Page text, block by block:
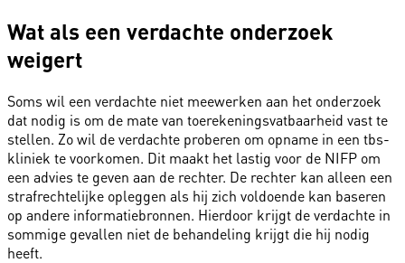
Wat als een verdachte onderzoek
weigert
Soms wil een verdachte niet meewerken aan het onderzoek
dat nodig is om de mate van toerekeningsvatbaarheid vast te
stellen. Zo wil de verdachte proberen om opname in een tbs-
kliniek te voorkomen. Dit maakt het lastig voor de NIFP om
een advies te geven aan de rechter. De rechter kan alleen een
strafrechtelijke opleggen als hij zich voldoende kan baseren
op andere informatiebronnen. Hierdoor krijgt de verdachte in
sommige gevallen niet de behandeling krijgt die hij nodig
heeft.